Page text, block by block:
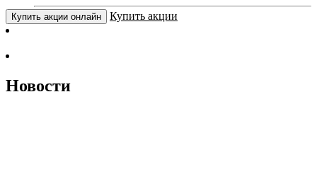
Купить акции онлайн Купить акции
Новости